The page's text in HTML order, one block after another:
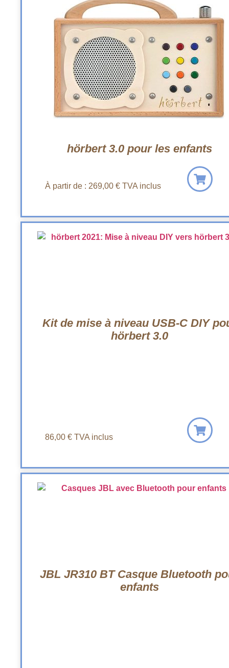
hörbert 3.0 pour les enfants
À partir de : 269,00 € TVA inclus
Kit de mise à niveau USB-C DIY
hörbert 3.0
86,00 € TVA inclus
JBL JR310 BT Casque Bluetooth
enfants